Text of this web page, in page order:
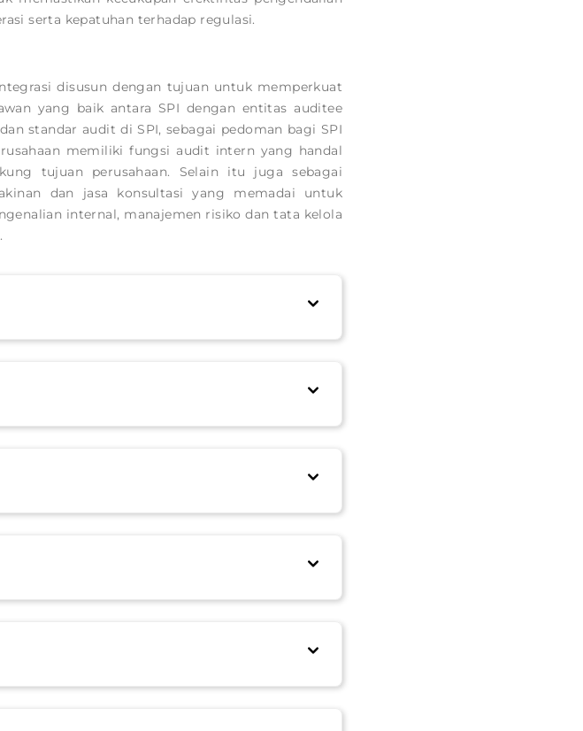
serta kepatuhan terhadap regulasi.
disusun dengan tujuan untuk memperkuat
yang baik antara SPI dengan entitas auditee
standar audit di SPI, sebagai pedoman bagi SPI
memiliki fungsi audit intern yang handal
tujuan perusahaan. Selain itu juga sebagai
dan jasa konsultasi yang memadai untuk
internal, manajemen risiko dan tata kelola